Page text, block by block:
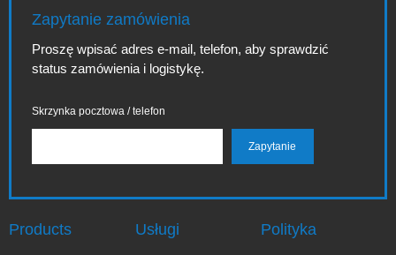
Zapytanie zamówienia
Proszę wpisać adres e-mail, telefon, aby sprawdzić
status zamówienia i logistykę.
Skrzynka pocztowa / telefon
Products Usługi Polityka